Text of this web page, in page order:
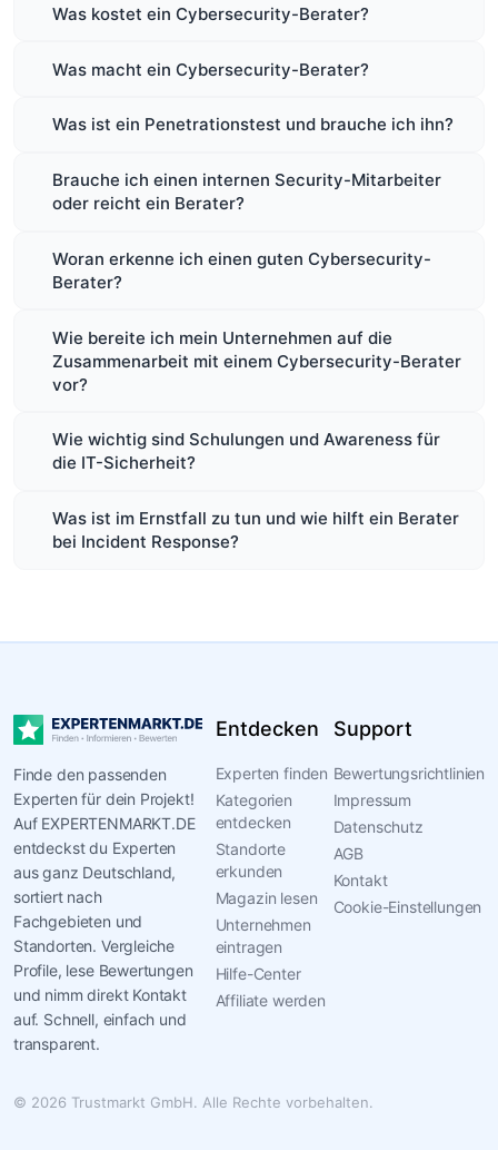
Was kostet ein Cybersecurity-Berater?
Was macht ein Cybersecurity-Berater?
Was ist ein Penetrationstest und brauche ich ihn?
Brauche ich einen internen Security-Mitarbeiter
oder reicht ein Berater?
Woran erkenne ich einen guten Cybersecurity-
Berater?
Wie bereite ich mein Unternehmen auf die
Zusammenarbeit mit einem Cybersecurity-Berater
vor?
Wie wichtig sind Schulungen und Awareness für
die IT-Sicherheit?
Was ist im Ernstfall zu tun und wie hilft ein Berater
bei Incident Response?
Finde den passenden
Experten für dein Projekt!
Auf EXPERTENMARKT.DE
entdeckst du Experten
aus ganz Deutschland,
sortiert nach
Fachgebieten und
Standorten. Vergleiche
Profile, lese Bewertungen
und nimm direkt Kontakt
auf. Schnell, einfach und
transparent.
Entdecken
Experten finden
Kategorien
entdecken
Standorte
erkunden
Magazin lesen
Unternehmen
eintragen
Hilfe-Center
Affiliate werden
Support
Bewertungsrichtlinien
Impressum
Datenschutz
AGB
Kontakt
Cookie-Einstellungen
© 2026 Trustmarkt GmbH. Alle Rechte vorbehalten.